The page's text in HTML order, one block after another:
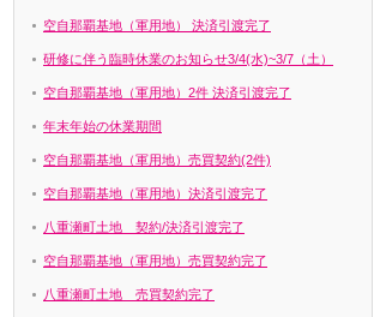
空自那覇基地（軍用地） 決済引渡完了
研修に伴う臨時休業のお知らせ3/4(水)~3/7（土）
空自那覇基地（軍用地）2件 決済引渡完了
年末年始の休業期間
空自那覇基地（軍用地）売買契約(2件)
空自那覇基地（軍用地）決済引渡完了
八重瀬町土地 契約/決済引渡完了
空自那覇基地（軍用地）売買契約完了
八重瀬町土地 売買契約完了